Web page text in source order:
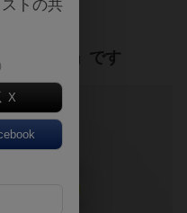
すか？」 です
トの共
X